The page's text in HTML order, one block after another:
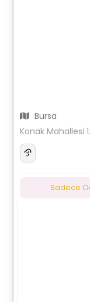
Bursa
Konak Mahallesi
Sadece